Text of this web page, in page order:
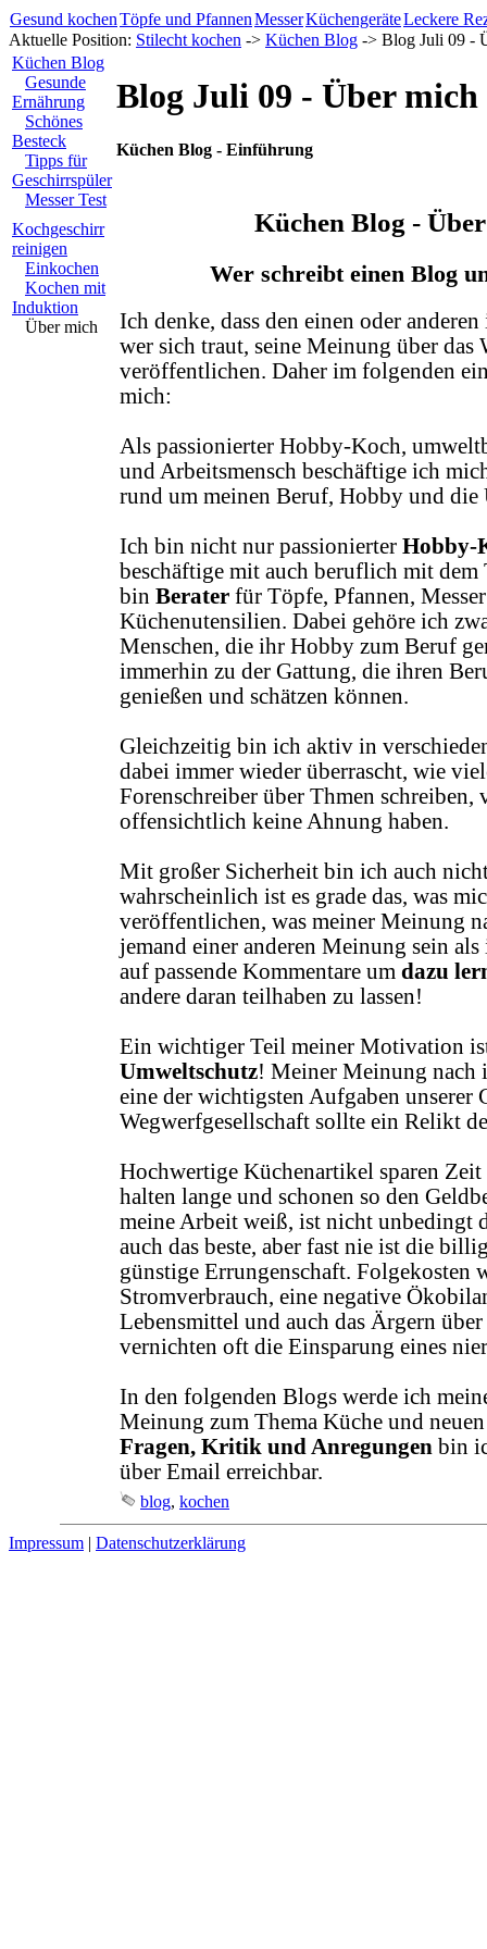
Gesund kochenTöpfe und PfannenMesserKüchengeräteLeckere
Aktuelle Position: Stilecht kochen -> Küchen Blog -> Blog Juli 09 -
Küchen Blog
Gesunde
Ernährung
Schönes
Besteck
Tipps für
Geschirrspüler
Messer Test
Kochgeschirr
reinigen
Einkochen
Kochen mit
Induktion
Über mich
Blog Juli 09 - Über mich
Küchen Blog - Einführung
Küchen Blog -
Wer schreibt einen Blog
Ich denke, dass den einen oder
wer sich traut, seine Meinung über das
veröffentlichen. Daher im folgenden
mich:
Als passionierter Hobby-Koch,
und Arbeitsmensch beschäftige ich
rund um meinen Beruf, Hobby und die
Ich bin nicht nur passionierter Hobby-
beschäftige mit auch beruflich mit dem
bin Berater für Töpfe, Pfannen,
Küchenutensilien. Dabei gehöre ich
Menschen, die ihr Hobby zum Beruf
immerhin zu der Gattung, die ihren
genießen und schätzen können.
Gleichzeitig bin ich aktiv in
dabei immer wieder überrascht, wie
Forenschreiber über Thmen schreiben,
offensichtlich keine Ahnung haben.
Mit großer Sicherheit bin ich auch
wahrscheinlich ist es grade das, was
veröffentlichen, was meiner Meinung
jemand einer anderen Meinung sein
auf passende Kommentare um dazu
andere daran teilhaben zu lassen!
Ein wichtiger Teil meiner Motivation
Umweltschutz! Meiner Meinung nach
eine der wichtigsten Aufgaben unserer
Wegwerfgesellschaft sollte ein Relikt
Hochwertige Küchenartikel sparen Zeit
halten lange und schonen so den
meine Arbeit weiß, ist nicht unbedingt
auch das beste, aber fast nie ist die
günstige Errungenschaft. Folgekosten
Stromverbrauch, eine negative
Lebensmittel und auch das Ärgern
vernichten oft die Einsparung eines
In den folgenden Blogs werde ich
Meinung zum Thema Küche und
Fragen, Kritik und Anregungen bin
über Email erreichbar.
blog, kochen
Impressum | Datenschutzerklärung